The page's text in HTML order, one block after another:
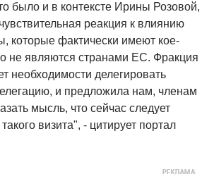
было и в контексте Ирины Розовой,
реакция к влиянию
которые фактически имеют кое-
не являются странами ЕС. Фракция
необходимости делегировать
и предложила нам, членам
мысль, что сейчас следует
визита", - цитирует портал